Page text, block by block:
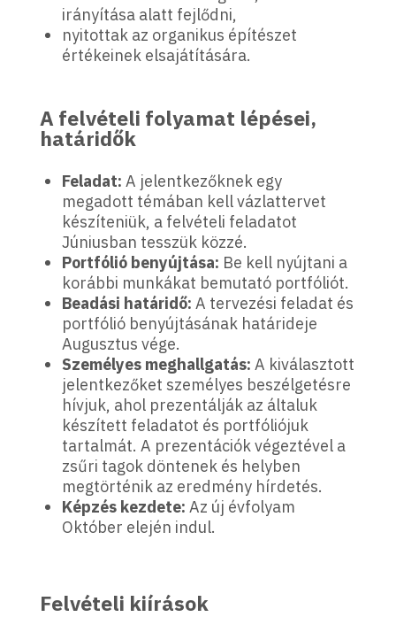
irányítása alatt fejlődni,
nyitottak az organikus építészet
értékeinek elsajátítására.​
A felvételi folyamat lépései,
határidők
Feladat: A jelentkezőknek egy
megadott témában kell vázlattervet
készíteniük, a felvételi feladatot
Júniusban tesszük közzé.
Portfólió benyújtása: Be kell nyújtani a
korábbi munkákat bemutató portfóliót.
Beadási határidő: A tervezési feladat és
portfólió benyújtásának határideje
Augusztus vége.
Személyes meghallgatás: A kiválasztott
jelentkezőket személyes beszélgetésre
hívjuk, ahol prezentálják az általuk
készített feladatot és portfóliójuk
tartalmát. A prezentációk végeztével a
zsűri tagok döntenek és helyben
megtörténik az eredmény hírdetés.
Képzés kezdete: Az új évfolyam
Október elején indul.
Felvételi kiírások